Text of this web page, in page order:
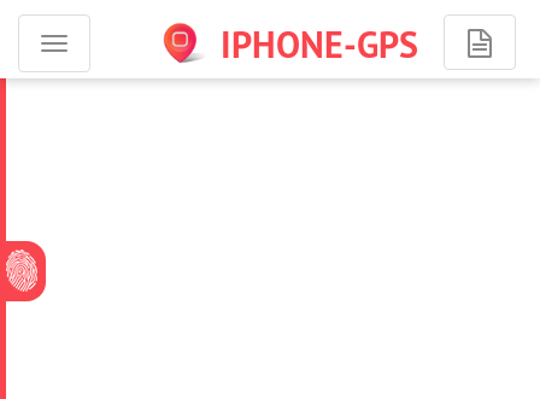
Программы
для
IPHONE-GPS
Более
1700